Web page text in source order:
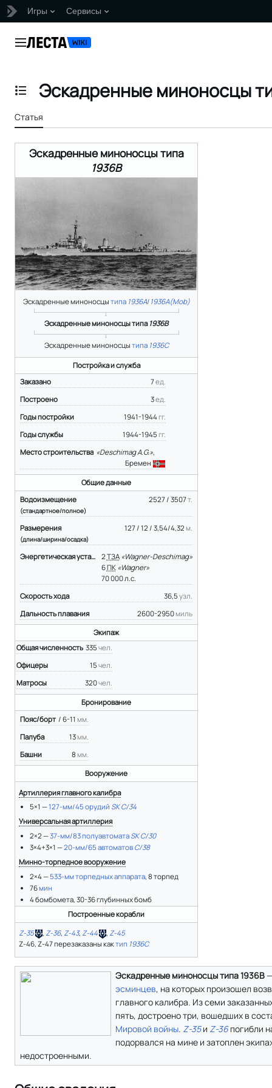
Игры Сервисы
Главное меню
Отобразить/Скрыть содержание
Эскадренные миноносцы
Статья
Эскадренные миноносцы типа
1936B
Эскадренные миноносцы типа 1936A/ 1936A(Mob)
Эскадренные миноносцы типа 1936B
Эскадренные миноносцы типа 1936C
Постройка и служба
7ед.
Заказано
3ед.
Построено
1941-1944 гг.
Годы постройки
1944-1945 гг.
Годы службы
«Deschimag A.G.»,
Бремен
Место строительства
Общие данные
2527 / 3507т.
Водоизмещение
(стандартное/полное)
127 / 12 / 3,54/4,32 м.
Размерения
(длина/ширина/осадка)
2 ТЗА «Wagner-Deschimag»
6ПК «Wagner»
70 000 л.с.
Энергетическая установка
36,5узл.
Скорость хода
2600-2950 миль
Дальность плавания
Экипаж
335чел.
Общая численность
15чел.
Офицеры
320чел.
Матросы
Бронирование
/ 6-11 мм.
Пояс/борт
13 мм.
Палуба
8 мм.
Башни
Вооружение
Артиллерия главного калибра
5×1 —127-мм/45 орудий SK С/34
Универсальная артиллерия
2×2 —37-мм/83 полуавтомата SK C/30
3×4+3×1 —20-мм/65 автоматов C/38
Минно-торпедное вооружение
2×4 —533-мм торпедных аппарата, 8 торпед
76мин
4 бомбомета, 30-36 глубинных бомб
Построенные корабли
Z-35 , Z-36, Z-43, Z-44 , Z-45
Z-46, Z-47 перезаказаны кактип 1936C
Эскадренные миноносцы типа 1936B
эсминцев, на которых произошел
главного калибра. Из семи
пять, достроено три, вошедших в
Мировой войны. Z-35и Z-36погибли
подорвался на мине и затоплен
недостроенными.